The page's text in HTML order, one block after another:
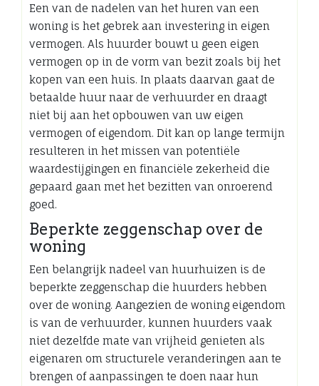
Een van de nadelen van het huren van een
woning is het gebrek aan investering in eigen
vermogen. Als huurder bouwt u geen eigen
vermogen op in de vorm van bezit zoals bij het
kopen van een huis. In plaats daarvan gaat de
betaalde huur naar de verhuurder en draagt
niet bij aan het opbouwen van uw eigen
vermogen of eigendom. Dit kan op lange termijn
resulteren in het missen van potentiële
waardestijgingen en financiële zekerheid die
gepaard gaan met het bezitten van onroerend
goed.
Beperkte zeggenschap over de
woning
Een belangrijk nadeel van huurhuizen is de
beperkte zeggenschap die huurders hebben
over de woning. Aangezien de woning eigendom
is van de verhuurder, kunnen huurders vaak
niet dezelfde mate van vrijheid genieten als
eigenaren om structurele veranderingen aan te
brengen of aanpassingen te doen naar hun